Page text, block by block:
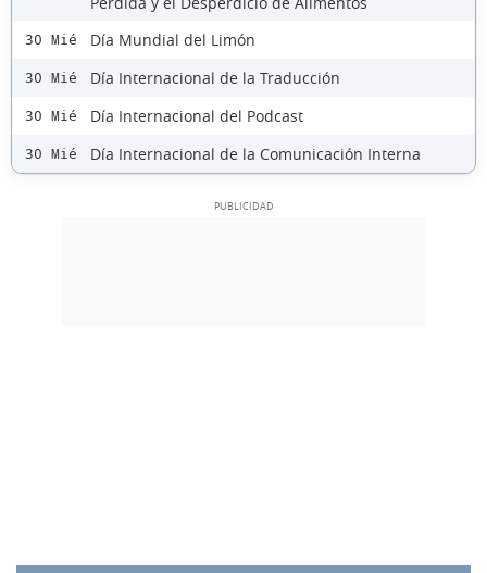
30 Mié Día Mundial del Limón
30 Mié Día Internacional de la Traducción
30 Mié Día Internacional del Podcast
30 Mié Día Internacional de la Comunicación Interna